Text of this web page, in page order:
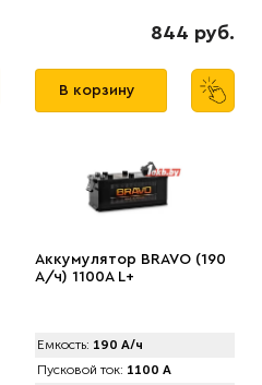
844 руб.
В корзину
Аккумулятор BRAVO (190
А/ч) 1100A L+
Емкость: 190 А/ч
Пусковой ток: 1100 А